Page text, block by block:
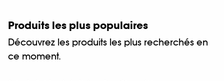
Produits les plus populaires
Découvrez les produits les plus recherchés en
ce moment.